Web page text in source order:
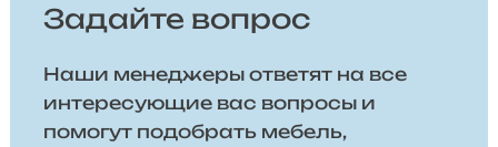
Задайте вопрос
Наши менеджеры ответят на все
интересующие вас вопросы и
помогут подобрать мебель,